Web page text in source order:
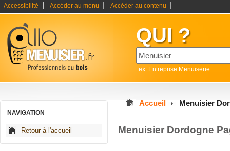
Accessibilité Accéder au menu Accéder au contenu
QUI ?
ex: Entreprise Menuiserie
NAVIGATION
Retour à l'accueil
Accueil Menuisier
Menuisier Dordogne